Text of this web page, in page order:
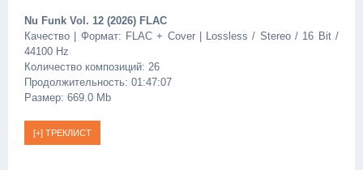
Nu Funk Vol. 12 (2026) FLAC
Качество | Формат: FLAC + Cover | Lossless / Stereo / 16 Bit /
44100 Hz
Количество композиций: 26
Продолжительность: 01:47:07
Размер: 669.0 Mb